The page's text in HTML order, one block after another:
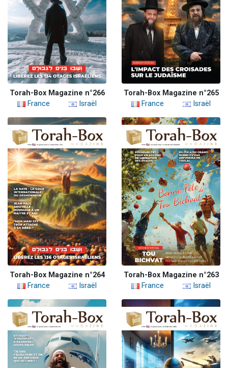
Torah-Box Magazine n°266
France
Israël
Torah-Box Magazine n°265
France
Israël
Torah-Box Magazine n°264
France
Israël
Torah-Box Magazine n°263
France
Israël